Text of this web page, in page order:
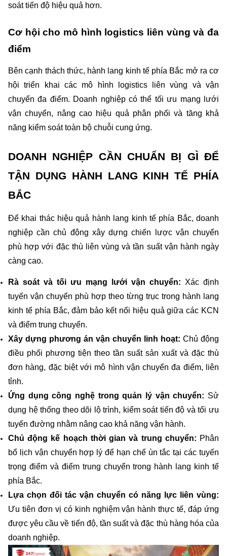
soát tiến độ hiệu quả hơn.
Cơ hội cho mô hình logistics liên vùng và đa
điểm
Bên cạnh thách thức, hành lang kinh tế phía Bắc mở ra cơ
hội triển khai các mô hình logistics liên vùng và vận
chuyển đa điểm. Doanh nghiệp có thể tối ưu mạng lưới
vận chuyển, nâng cao hiệu quả phân phối và tăng khả
năng kiểm soát toàn bộ chuỗi cung ứng.
DOANH NGHIỆP CẦN CHUẨN BỊ GÌ ĐỂ
TẬN DỤNG HÀNH LANG KINH TẾ PHÍA
BẮC
Để khai thác hiệu quả hành lang kinh tế phía Bắc, doanh
nghiệp cần chủ động xây dựng chiến lược vận chuyển
phù hợp với đặc thù liên vùng và tần suất vận hành ngày
càng cao.
Rà soát và tối ưu mạng lưới vận chuyển: Xác định
tuyến vận chuyển phù hợp theo từng trục trong hành lang
kinh tế phía Bắc, đảm bảo kết nối hiệu quả giữa các KCN
và điểm trung chuyển.
Xây dựng phương án vận chuyển linh hoạt: Chủ động
điều phối phương tiện theo tần suất sản xuất và đặc thù
đơn hàng, đặc biệt với mô hình vận chuyển đa điểm, liên
tỉnh.
Ứng dụng công nghệ trong quản lý vận chuyển: Sử
dụng hệ thống theo dõi lộ trình, kiểm soát tiến độ và tối ưu
tuyến đường nhằm nâng cao khả năng vận hành.
Chủ động kế hoạch thời gian và trung chuyển: Phân
bổ lịch vận chuyển hợp lý để hạn chế ùn tắc tại các tuyến
trọng điểm và điểm trung chuyển trong hành lang kinh tế
phía Bắc.
Ưu tiên đơn vị có kinh nghiệm vận hành thực tế, đáp ứng
được yêu cầu về tiến độ, tần suất và đặc thù hàng hóa của
doanh nghiệp.